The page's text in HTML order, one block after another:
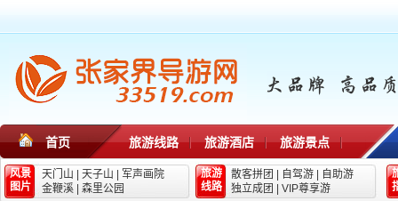
首页 旅游线路 旅游酒店 旅游景点
风景
图片
天门山 天子山
军声画院
金鞭溪
森里公园
旅游
线路
散客拼团 自驾游
自助游
独立成团
VIP尊享游